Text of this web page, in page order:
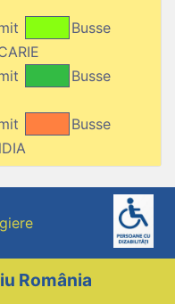
Busse
Busse
Busse
România